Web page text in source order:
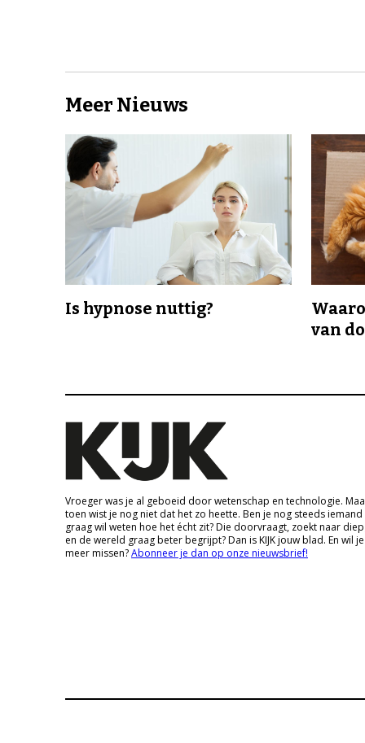
Meer Nieuws
Is hypnose nuttig?
van
Vroeger was je al geboeid door wetenschap en technologie.
toen wist je nog niet dat het zo heette. Ben je nog steeds iemand
graag wil weten hoe het écht zit? Die doorvraagt, zoekt naar
en de wereld graag beter begrijpt? Dan is KIJK jouw blad. En wil
meer missen?Abonneer je dan op onze nieuwsbrief!